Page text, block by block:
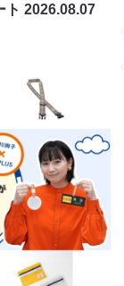
ト2026.08.07